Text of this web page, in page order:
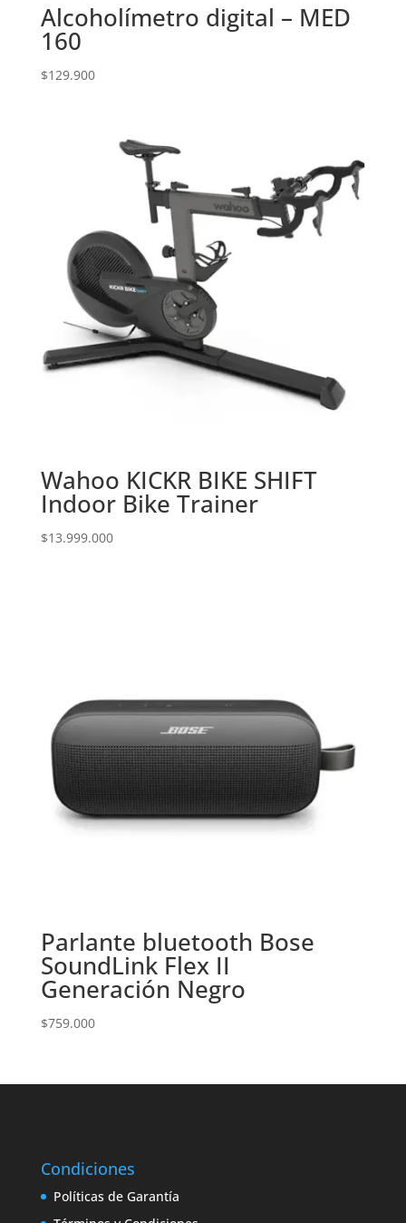
Alcoholímetro digital – MED
160
$129.900
Wahoo KICKR BIKE SHIFT
Indoor Bike Trainer
$13.999.000
Parlante bluetooth Bose
SoundLink Flex II
Generación Negro
$759.000
Condiciones
Políticas de Garantía